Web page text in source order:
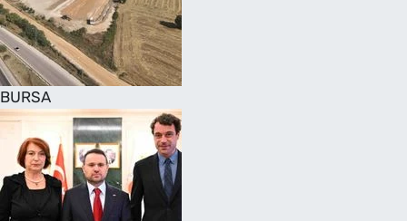
BURSA
SAĞLIK
TV REHBERİ